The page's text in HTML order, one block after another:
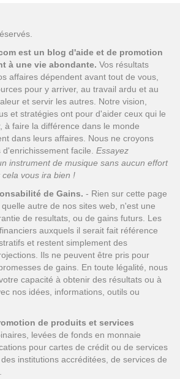
est un blog d'aide et de promotion
à une vie abondante. Vos résultats
affaires dépendent avant tout de vous,
pour y arriver, au travail ardu et au
et servir les autres. Notre vision,
et stratégies ont pour d'aider ceux qui le
à faire la différence dans le monde
dans leurs affaires. Nous ne croyons
facile. Essayez
instrument de musique sans aucun effort
vous ira bien !
de Gains. ​​​​​​​​​​​​​​- Rien sur cette page
autre de nos sites web, n'est une
de resultats, ou de gains futurs. Les
auxquels il serait fait référence
et restent simplement des
Ils ne peuvent être pris pour
de gains. En toute légalité, nous
capacité à obtenir des résultats ou à
nos idées, informations, outils ou
de produits et services
levées de fonds en monnaie
pour cartes de crédit ou de services
institutions accréditées, de services de